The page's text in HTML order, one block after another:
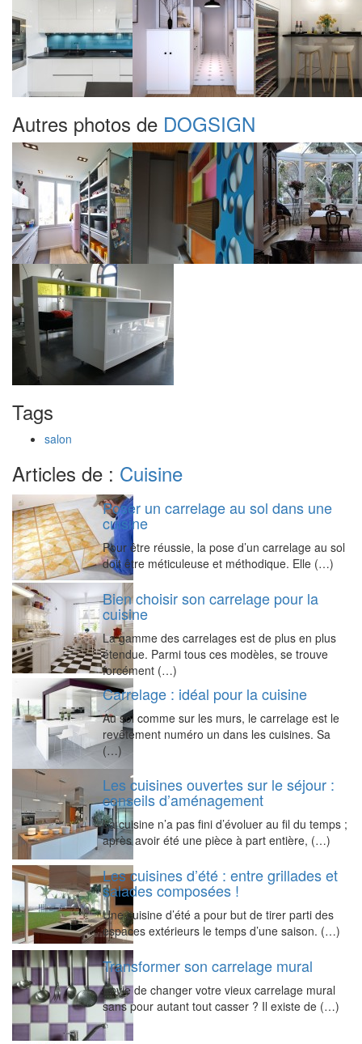
Autres photos de DOGSIGN
Tags
salon
Articles de : Cuisine
Poser un carrelage au sol dans une
cuisine
Pour être réussie, la pose d’un carrelage au sol
doit être méticuleuse et méthodique. Elle (…)
Bien choisir son carrelage pour la
cuisine
La gamme des carrelages est de plus en plus
étendue. Parmi tous ces modèles, se trouve
forcément (…)
Carrelage : idéal pour la cuisine
Au sol comme sur les murs, le carrelage est le
revêtement numéro un dans les cuisines. Sa
(…)
Les cuisines ouvertes sur le séjour :
conseils d’aménagement
La cuisine n’a pas fini d’évoluer au fil du temps ;
après avoir été une pièce à part entière, (…)
Les cuisines d’été : entre grillades et
salades composées !
Une cuisine d’été a pour but de tirer parti des
espaces extérieurs le temps d’une saison. (…)
Transformer son carrelage mural
Envie de changer votre vieux carrelage mural
sans pour autant tout casser ? Il existe de (…)